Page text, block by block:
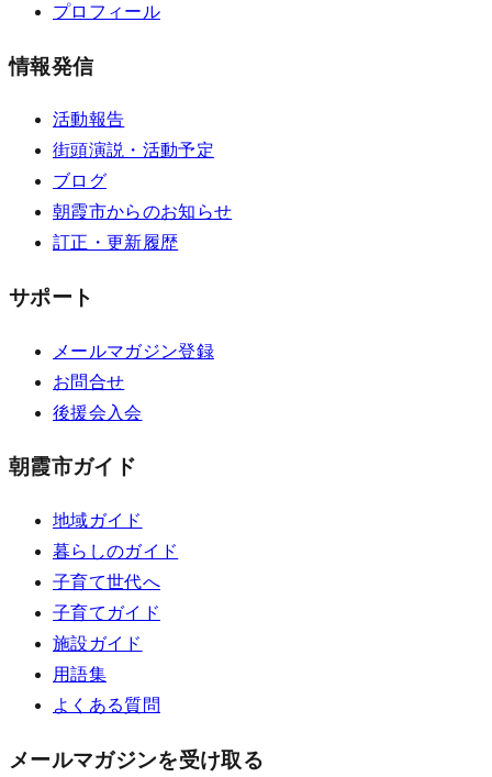
プロフィール
情報発信
活動報告
街頭演説・活動予定
ブログ
朝霞市からのお知らせ
訂正・更新履歴
サポート
メールマガジン登録
お問合せ
後援会入会
朝霞市ガイド
地域ガイド
暮らしのガイド
子育て世代へ
子育てガイド
施設ガイド
用語集
よくある質問
メールマガジンを受け取る